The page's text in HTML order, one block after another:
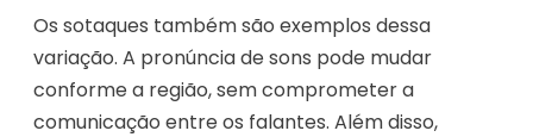
Os sotaques também são exemplos dessa
variação. A pronúncia de sons pode mudar
conforme a região, sem comprometer a
comunicação entre os falantes. Além disso,